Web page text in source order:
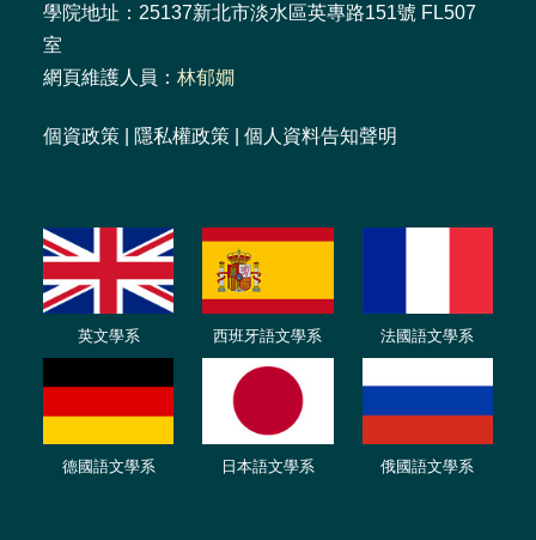
學院地址：25137新北市淡水區英專路151號 FL507
室
網頁維護人員： 林郁嫺
個資政策 隱私權政策 個人資料告知聲明
英文學系 西班牙語文學系 法國語文學系
德國語文學系 日本語文學系 俄國語文學系